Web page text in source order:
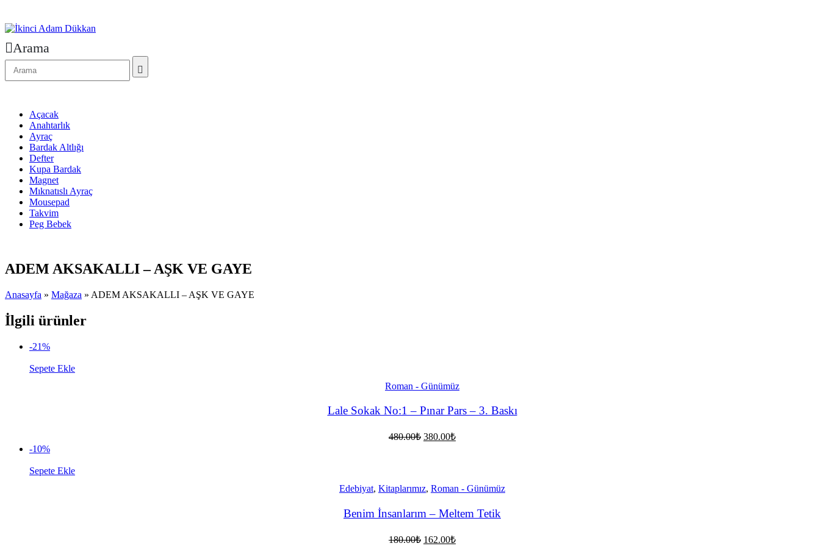
Arama
Açacak
Anahtarlık
Ayraç
Bardak Altlığı
Defter
Kupa Bardak
Magnet
Mıknatıslı Ayraç
Mousepad
Takvim
Peg Bebek
ADEM AKSAKALLI – AŞK VE GAYE
Anasayfa » Mağaza » ADEM AKSAKALLI – AŞK VE GAYE
İlgili ürünler
-21%
Sepete Ekle
Roman - Günümüz
Lale Sokak No:1 – Pınar Pars – 3. Baskı
480.00₺ Orijinal
380.00₺Şu
-10%
Sepete Ekle
Edebiyat, Kitaplarımız, Roman - Günümüz
Benim İnsanlarım – Meltem Tetik
180.00₺ Orijinal
162.00₺Şu